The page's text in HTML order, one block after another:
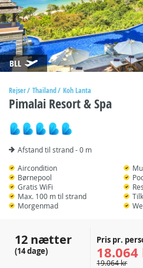
BLL
Rejser Thailand Koh Lanta
Pimalai Resort & Spa
Afstand til strand - 0 m
Aircondition
Børnepool
Gratis WiFi
Max. 100 m til strand
Morgenmad
12 nætter
(14 dage)
Pris pr.
19.064 kr